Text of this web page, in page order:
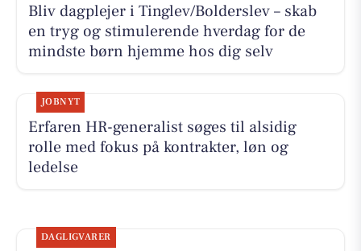
Bliv dagplejer i Tinglev/Bolderslev – skab
en tryg og stimulerende hverdag for de
mindste børn hjemme hos dig selv
JOBNYT
Erfaren HR-generalist søges til alsidig
rolle med fokus på kontrakter, løn og
ledelse
DAGLIGVARER